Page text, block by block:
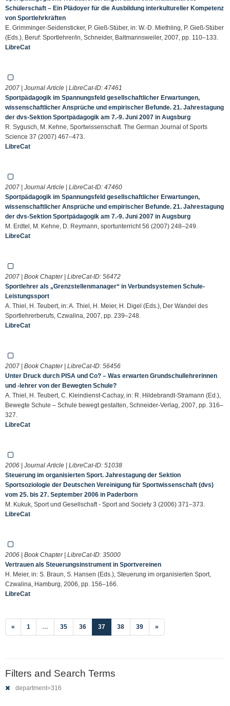
Schülerschaft – Ein Plädoyer für die Ausbildung interkultureller Kompetenz
von Sportlehrkräften
E. Grimminger-Seidensticker, P. Gieß-Stüber, in: W.-D. Miethling, P. Gieß-Stüber
(Eds.), Beruf: Sportlehrer/in, Schneider, Baltmannsweiler, 2007, pp. 110–133.
LibreCat
2007 | Journal Article | LibreCat-ID: 47461
Sportpädagogik im Spannungsfeld gesellschaftlicher Erwartungen,
wissenschaftlicher Ansprüche und empirischer Befunde. 21. Jahrestagung
der dvs-Sektion Sportpädagogik am 7.-9. Juni 2007 in Augsburg
R. Sygusch, M. Kehne, Sportwissenschaft. The German Journal of Sports
Science 37 (2007) 467–473.
LibreCat
2007 | Journal Article | LibreCat-ID: 47460
Sportpädagogik im Spannungsfeld gesellschaftlicher Erwartungen,
wissenschaftlicher Ansprüche und empirischer Befunde. 21. Jahrestagung
der dvs-Sektion Sportpädagogik am 7.-9. Juni 2007 in Augsburg
M. Erdtel, M. Kehne, D. Reymann, sportunterricht 56 (2007) 248–249.
LibreCat
2007 | Book Chapter | LibreCat-ID: 56472
Sportlehrer als „Grenzstellenmanager“ in Verbundsystemen Schule-
Leistungssport
A. Thiel, H. Teubert, in: A. Thiel, H. Meier, H. Digel (Eds.), Der Wandel des
Sportlehrerberufs, Czwalina, 2007, pp. 239–248.
LibreCat
2007 | Book Chapter | LibreCat-ID: 56456
Unter Druck durch PISA und Co? – Was erwarten Grundschullehrerinnen
und -lehrer von der Bewegten Schule?
A. Thiel, H. Teubert, C. Kleindienst-Cachay, in: R. Hildebrandt-Stramann (Ed.),
Bewegte Schule – Schule bewegt gestalten, Schneider-Verlag, 2007, pp. 316–
327.
LibreCat
2006 | Journal Article | LibreCat-ID: 51038
Steuerung im organisierten Sport. Jahrestagung der Sektion
Sportsoziologie der Deutschen Vereinigung für Sportwissenschaft (dvs)
vom 25. bis 27. September 2006 in Paderborn
M. Kukuk, Sport und Gesellschaft - Sport and Society 3 (2006) 371–373.
LibreCat
2006 | Book Chapter | LibreCat-ID: 35000
Vertrauen als Steuerungsinstrument in Sportvereinen
H. Meier, in: S. Braun, S. Hansen (Eds.), Steuerung im organisierten Sport,
Czwalina, Hamburg, 2006, pp. 156–166.
LibreCat
« 1 … 35 36 37(current)
38 39 »
Filters and Search Terms
department=316